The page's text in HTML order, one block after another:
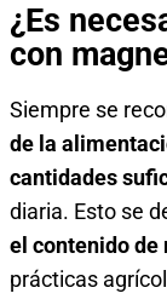
¿Es
con
Siempre se
de la
cantidades
diaria. Esto se
el contenido de
prácticas